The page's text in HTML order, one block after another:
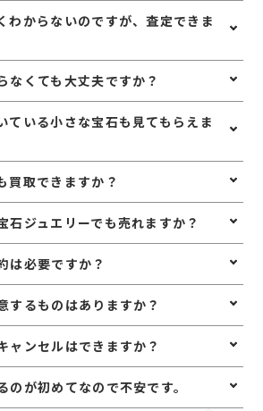
』下車し、西鉄黒崎バスセンター(JR
番号53に乗車しイオンモール直方で下
トラン街を抜けたカメラのキタムラさん
鑑定書、購入時の付属品があれば一緒
のがおすすめです。また、ジュエリー
いる場合は、枠や地金も含めて査定で
状態でお持ちいただくと安心です。
わからないのですが、査定できま
す。ルビー、サファイア、エメラルド
なくても大丈夫ですか？
。ご自身で宝石の種類がわからなくて
。お持ち込みいただければ、確認しな
す。
ている小さな宝石も見てもらえま
全体として査定いたします。中央の石
買取できますか？
くても査定は可能です。鑑別書がある
石ジュエリーでも売れますか？
ンでも宝石や素材に価値があれば査定
は必要ですか？
せんのでいつでもお越しいただけます
案内できます。
するものはありますか？
(運転免許証、マイナンバーカード、
ャンセルはできますか？
ただけない場合は、もちろんキャンセ
のが初めてなので不安です。